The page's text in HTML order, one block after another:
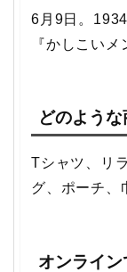
6月9日。
『かしこい
どのよう
Tシャツ、リ
グ、ポーチ、
オンライン